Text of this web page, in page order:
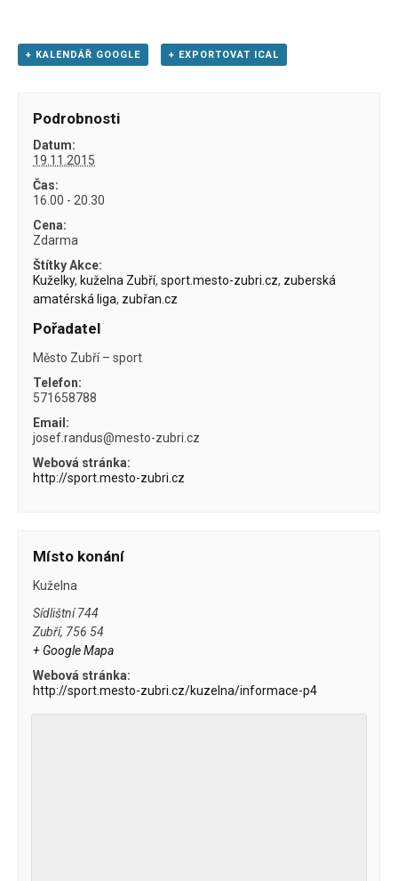
+ KALENDÁŘ GOOGLE + EXPORTOVAT ICAL
Podrobnosti
Datum:
19.11.2015
Čas:
16.00 - 20.30
Cena:
Zdarma
Štítky Akce:
Kuželky, kuželna Zubří,sport.mesto-zubri.cz, zuberská
amatérská liga, zubřan.cz
Pořadatel
Město Zubří – sport
Telefon:
571658788
Email:
josef.randus@mesto-zubri.cz
Webová stránka:
http://sport.mesto-zubri.cz
Místo konání
Kuželna
Sídlištní 744
Zubří, 756 54
+ Google Mapa
Webová stránka:
http://sport.mesto-zubri.cz/kuzelna/informace-p4